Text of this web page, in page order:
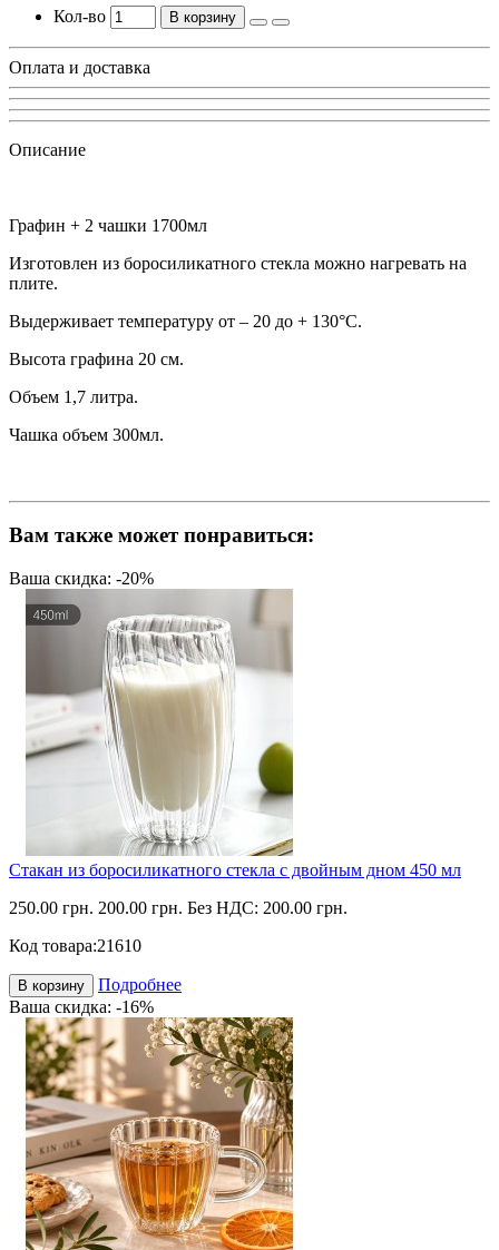
Кол-во В корзину
Оплата и доставка
Описание
Графин + 2 чашки 1700мл
Изготовлен из боросиликатного стекла можно нагревать на
плите.
Выдерживает температуру от – 20 до + 130°С.
Высота графина 20 см.
Объем 1,7 литра.
Чашка объем 300мл.
Вам также может понравиться:
Ваша скидка: -20%
Стакан из боросиликатного стекла с двойным дном 450 мл
250.00 грн. 200.00 грн. Без НДС: 200.00 грн.
Код товара:21610
В корзину
Подробнее
Ваша скидка: -16%